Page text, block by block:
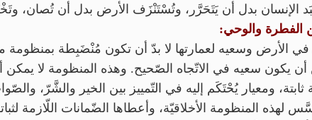
الإنسان بدل أن يَتَحَرَّر، وتُسْتَنْزَف الأرض بدل أن تُصان،
الفطرة والوحي:
في الأرض وسعيه لعمارتها لا بدّ أن تكون مُنْضَبِطة بمنظومة
يكون سعيه في الاتّجاه الصّحيح. وهذه المنظومة لا يمكن
ومعيار يُحْتَكَم إليه في التّمييز بين الخير والشَّرّ،
لهذه المنظومة الأخلاقيّة، وأعطاها الضّمانات اللّازمة